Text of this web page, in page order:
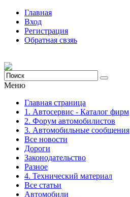
Главная
Вход
Регистрация
Обратная свзяь
Меню
Главная страница
1. Автосервис - Каталог фирм
2. Форум автомобилистов
3. Автомобильные сообщения
Все новости
Дороги
Законодательство
Разное
4. Технический материал
Все статьи
Автомобили